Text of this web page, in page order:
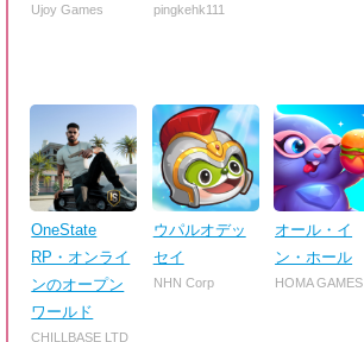
Ujoy Games pingkehk111
OneState
RP・オンライ
ンのオープン
ワールド
CHILLBASE LTD
ウパルオデッ
セイ
NHN Corp
オール・イ
ン・ホール
HOMA GAMES